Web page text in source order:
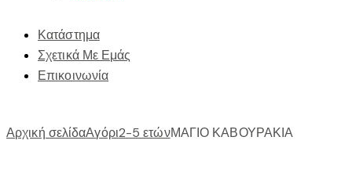
Κατάστημα
Σχετικά Με Εμάς
Επικοινωνία
Αρχική σελίδαΑγόρι2-5 ετώνΜΑΓΙΟ ΚΑΒΟΥΡΑΚΙΑ